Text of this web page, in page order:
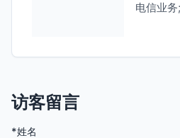
电信业
访客留言
*姓名